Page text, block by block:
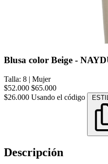
Blusa color Beige -
Talla: 8 | Mujer
$52.000 $65.000
$26.000 Usando el código
Descripción